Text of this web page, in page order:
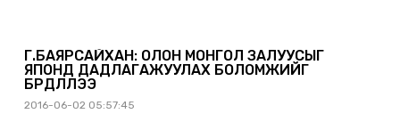
Г.БАЯРСАЙХАН: ОЛОН МОНГОЛ ЗАЛУУСЫГ
ЯПОНД ДАДЛАГАЖУУЛАХ БОЛОМЖИЙГ
БҮРДҮҮЛЛЭЭ
2016-06-02 05:57:45